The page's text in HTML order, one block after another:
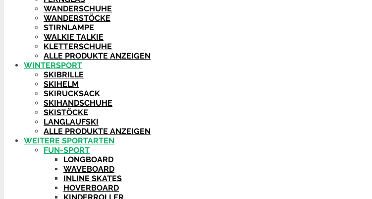
WANDERSCHUHE
WANDERSTÖCKE
STIRNLAMPE
WALKIE TALKIE
KLETTERSCHUHE
ALLE PRODUKTE ANZEIGEN
WINTERSPORT
SKIBRILLE
SKIHELM
SKIRUCKSACK
SKIHANDSCHUHE
SKISTÖCKE
LANGLAUFSKI
ALLE PRODUKTE ANZEIGEN
WEITERE SPORTARTEN
FUN-SPORT
LONGBOARD
WAVEBOARD
INLINE SKATES
HOVERBOARD